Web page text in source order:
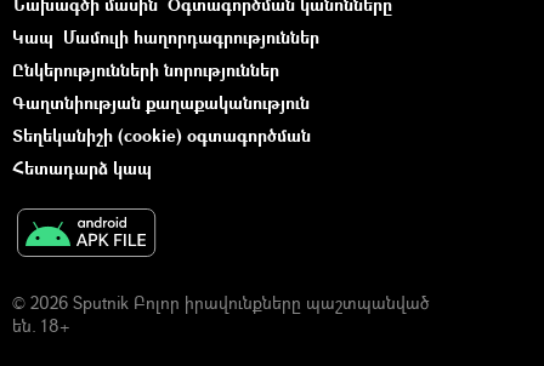
Կապ Մամուլի հաղորդագրություններ
Ընկերությունների նորություններ
Գաղտնիության քաղաքականություն
Տեղեկանիշի (cookie) օգտագործման
Հետադարձ կապ
© 2026 Sputnik Բոլոր իրավունքները պաշտպանված
են. 18+